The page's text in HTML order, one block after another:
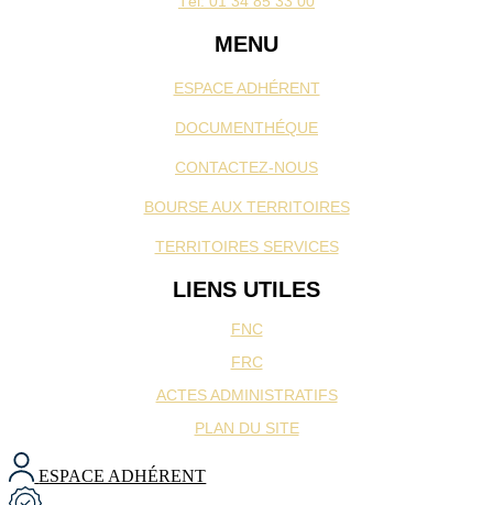
MENU
ESPACE ADHÉRENT
DOCUMENTHÉQUE
CONTACTEZ-NOUS
BOURSE AUX TERRITOIRES
TERRITOIRES SERVICES
LIENS UTILES
FNC
FRC
ACTES ADMINISTRATIFS
PLAN DU SITE
ESPACE ADHÉRENT